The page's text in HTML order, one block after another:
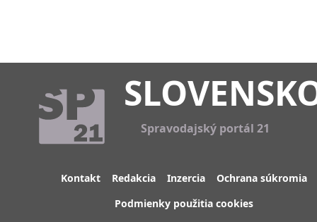
Spravodajský portál 21
Kontakt Redakcia Inzercia
Ochrana súkromia
Podmienky použitia cookies